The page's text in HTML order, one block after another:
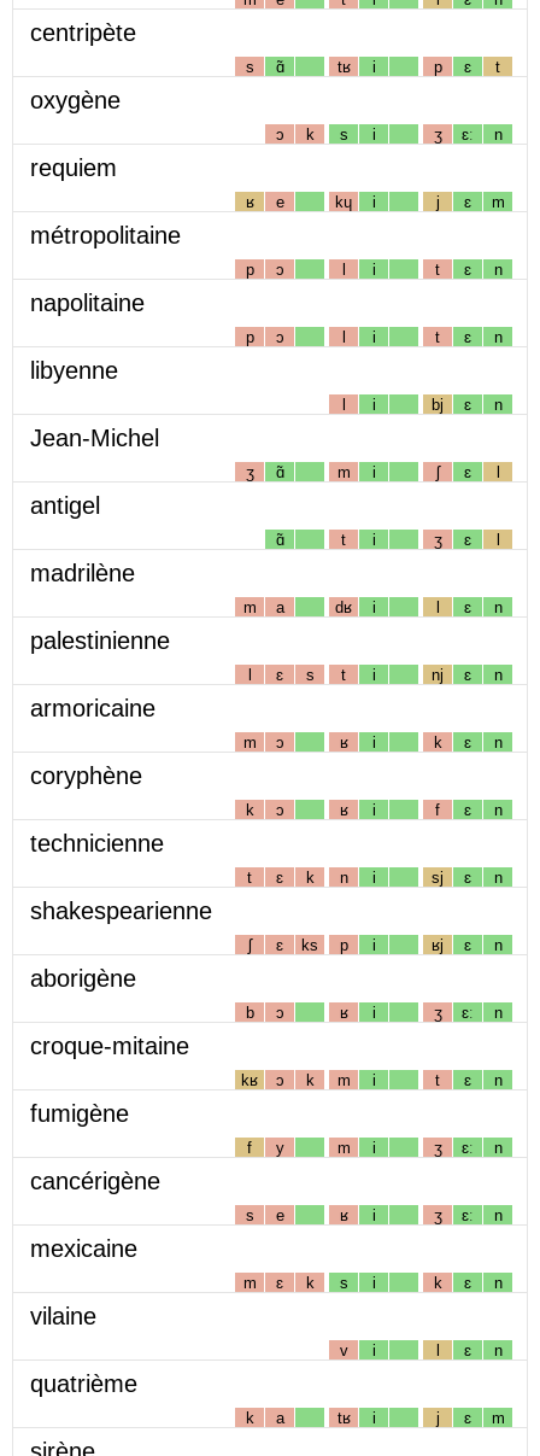
centripète
s ɑ̃ tʁ i p ɛ t
oxygène
ɔ k s i ʒ ɛː n
requiem
ʁ e kɥ i j ɛ m
métropolitaine
p ɔ l i t ɛ n
napolitaine
p ɔ l i t ɛ n
libyenne
l i bj ɛ n
Jean-Michel
ʒ ɑ̃ m i ʃ ɛ l
antigel
ɑ̃ t i ʒ ɛ l
madrilène
m a dʁ i l ɛ n
palestinienne
l ɛ s t i nj ɛ n
armoricaine
m ɔ ʁ i k ɛ n
coryphène
k ɔ ʁ i f ɛ n
technicienne
t ɛ k n i sj ɛ n
shakespearienne
ʃ ɛ ks p i ʁj ɛ n
aborigène
b ɔ ʁ i ʒ ɛː n
croque-mitaine
kʁ ɔ k m i t ɛ n
fumigène
f y m i ʒ ɛː n
cancérigène
s e ʁ i ʒ ɛː n
mexicaine
m ɛ k s i k ɛ n
vilaine
v i l ɛ n
quatrième
k a tʁ i j ɛ m
sirène